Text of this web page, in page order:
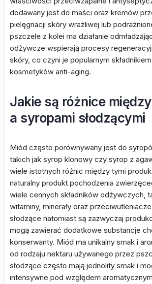
dodawany jest do maści oraz kremów
pielęgnacji skóry wrażliwej lub
pszczele z kolei ma działanie
odżywcze wspierają procesy
skóry, co czyni je popularnym
kosmetyków anti-aging.
Jakie są różnice
a syropami słodzącymi
Miód często porównywany jest do
takich jak syrop klonowy czy syrop z
wiele istotnych różnic między tymi
naturalny produkt pochodzenia
wiele cennych składników odżywczych,
witaminy, minerały oraz
słodzące natomiast są zazwyczaj
mogą zawierać dodatkowe substancje
konserwanty. Miód ma unikalny smak i
od rodzaju nektaru używanego przez
słodzące często mają jednolity smak i
intensywne pod względem